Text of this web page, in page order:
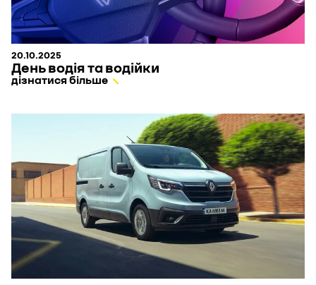
20.10.2025
День водія та водійки
дізнатися більше